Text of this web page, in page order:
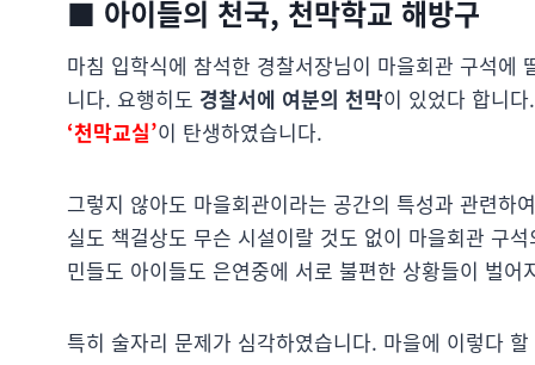
■ 아이들의 천국, 천막학교 해방구
마침 입학식에 참석한 경찰서장님이 마을회관 구석에
니다. 요행히도 경찰서에 여분의 천막이 있었다 합니
‘천막교실’이 탄생하였습니다.
그렇지 않아도 마을회관이라는 공간의 특성과 관련
실도 책걸상도 무슨 시설이랄 것도 없이 마을회관 구
민들도 아이들도 은연중에 서로 불편한 상황들이 벌어
특히 술자리 문제가 심각하였습니다. 마을에 이렇다